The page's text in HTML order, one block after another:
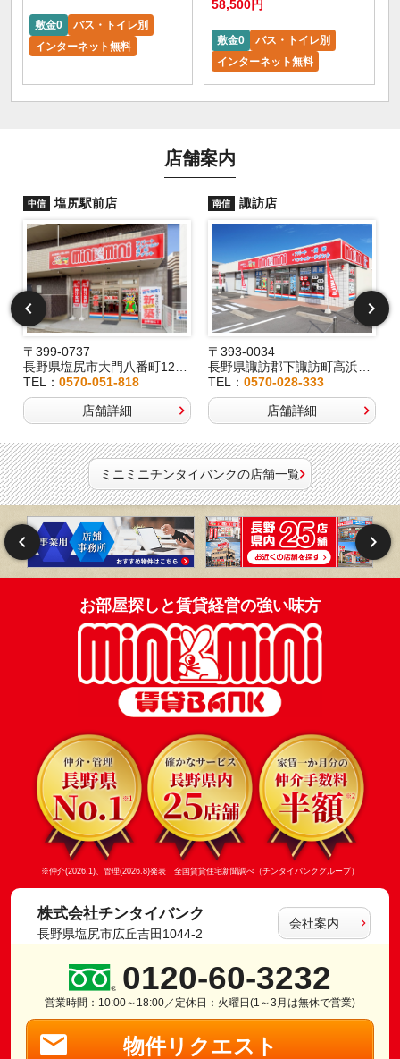
敷金0
バス・トイレ別
インターネット無料
58,500円
敷金0
バス・トイレ別
インターネット無料
店舗案内
中信 塩尻駅前店
〒399-0737
長野県塩尻市大門八番町12-29
TEL： 0570-051-818
店舗詳細
南信 諏訪店
〒393-0034
長野県諏訪郡下諏訪町高浜6191-3
TEL：0570-028-333
店舗詳細
ミニミニチンタイバンクの店舗一覧
お部屋探しと賃貸経営の強い味方
※仲介(2026.1)、管理(2026.8)発表 全国賃貸住宅新聞調べ（チンタイバンクグループ）
株式会社チンタイバンク
長野県塩尻市広丘吉田1044-2
会社案内
0120-60-3232
営業時間：10:00～18:00／定休日：火曜日(1～3月は無休で営業)
物件リクエスト